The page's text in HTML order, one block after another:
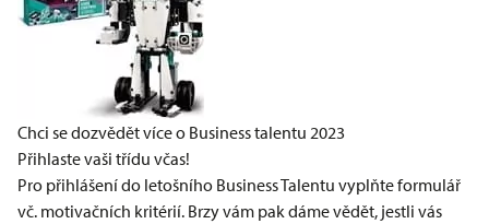
Chci se dozvědět více o Business talentu 2023
Přihlaste vaši třídu včas!
Pro přihlášení do letošního Business Talentu vyplňte formulář
vč. motivačních kritérií. Brzy vám pak dáme vědět, jestli vás